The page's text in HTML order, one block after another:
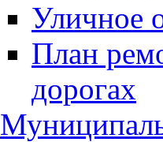
Уличное
План
дорогах